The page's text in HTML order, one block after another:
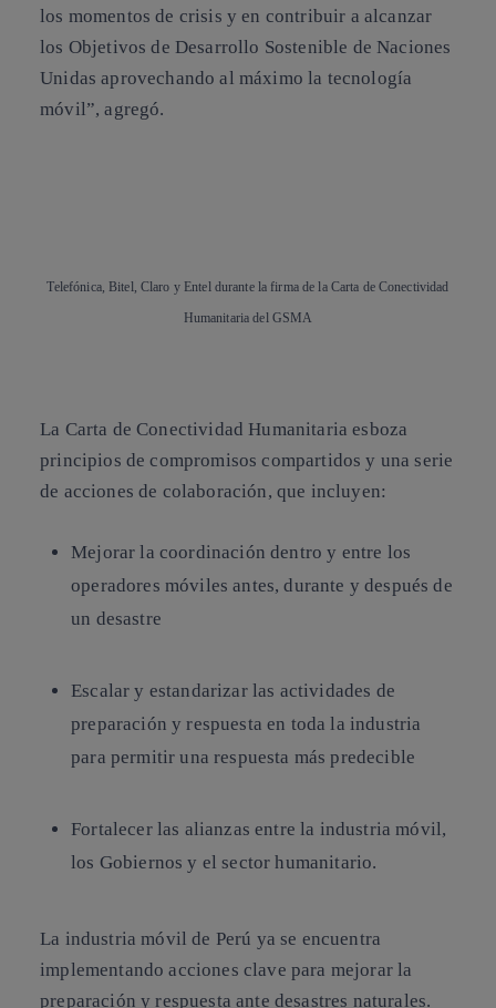
los momentos de crisis y en contribuir a alcanzar
los Objetivos de Desarrollo Sostenible de Naciones
Unidas aprovechando al máximo la tecnología
móvil”, agregó.
Telefónica, Bitel, Claro y Entel durante la firma de la Carta de Conectividad
Humanitaria del GSMA
La Carta de Conectividad Humanitaria esboza
principios de compromisos compartidos y una serie
de acciones de colaboración, que incluyen:
Mejorar la coordinación dentro y entre los
operadores móviles antes, durante y después de
un desastre
Escalar y estandarizar las actividades de
preparación y respuesta en toda la industria
para permitir una respuesta más predecible
Fortalecer las alianzas entre la industria móvil,
los Gobiernos y el sector humanitario.
La industria móvil de Perú ya se encuentra
implementando acciones clave para mejorar la
preparación y respuesta ante desastres naturales.